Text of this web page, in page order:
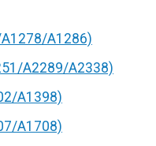
A1286)
A2289/A2338)
A1398)
A1708)